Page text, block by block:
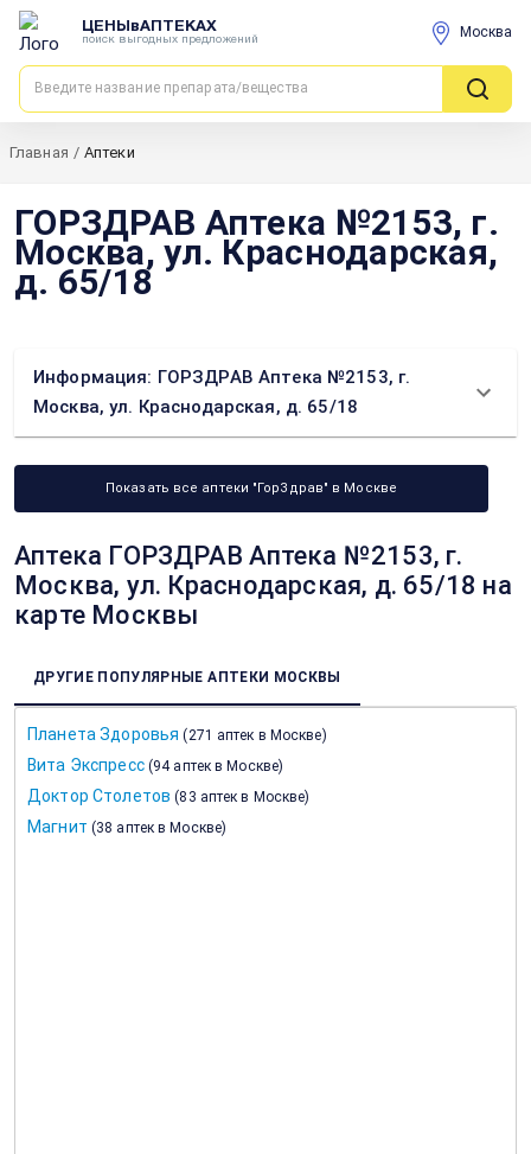
ЦЕНЫвАПТЕКАХ
поиск выгодных предложений Москва
Главная / Аптеки
ГОРЗДРАВ Аптека №2153, г.
Москва, ул. Краснодарская,
д. 65/18
Информация: ГОРЗДРАВ Аптека №2153, г.
Москва, ул. Краснодарская, д. 65/18
Показать все аптеки "ГорЗдрав" в Москве
Аптека ГОРЗДРАВ Аптека №2153, г.
Москва, ул. Краснодарская, д. 65/18 на
карте Москвы
ДРУГИЕ ПОПУЛЯРНЫЕ АПТЕКИ МОСКВЫ
Планета Здоровья (271 аптек в Москве)
Вита Экспресс (94 аптек в Москве)
Доктор Столетов (83 аптек в Москве)
Магнит (38 аптек в Москве)